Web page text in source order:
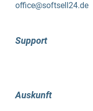
office@softsell24.de
Support
Auskunft